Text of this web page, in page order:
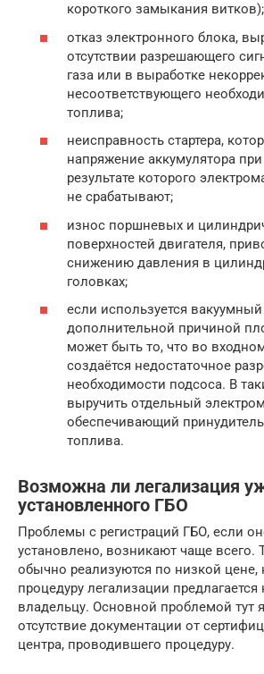
короткого замыкания витков);
отказ электронного блока,
отсутствии разрешающего
газа или в выработке
несоответствующего
топлива;
неисправность стартера,
напряжение аккумулятора при
результате которого
не срабатывают;
износ поршневых и
поверхностей двигателя,
снижению давления в
головках;
если используется вакуумный
дополнительной причиной
может быть то, что во
создаётся недостаточное
необходимости подсоса. В
выручить отдельный
обеспечивающий
топлива.
Возможна ли легализация
установленного ГБО
Проблемы с регистраций ГБО, если
установлено, возникают чаще всего.
обычно реализуются по низкой цене,
процедуру легализации
владельцу. Основной проблемой тут
отсутствие документации от
центра, проводившего процедуру.